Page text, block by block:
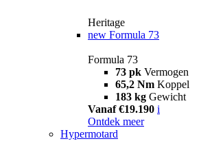
Heritage
new Formula 73
Formula 73
73 pk Vermogen
65,2 Nm Koppel
183 kg Gewicht
Vanaf €19.190 i
Ontdek meer
Hypermotard